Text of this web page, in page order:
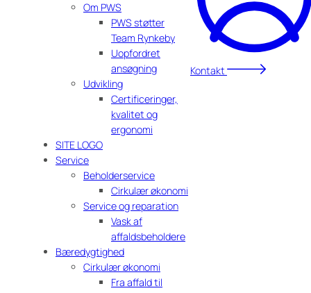
Om PWS
PWS støtter
Team Rynkeby
Uopfordret
ansøgning
Udvikling
Certificeringer,
kvalitet og
ergonomi
SITE LOGO
Service
Beholderservice
Cirkulær økonomi
Service og reparation
Vask af
affaldsbeholdere
Bæredygtighed
Cirkulær økonomi
Fra affald til
Kontakt